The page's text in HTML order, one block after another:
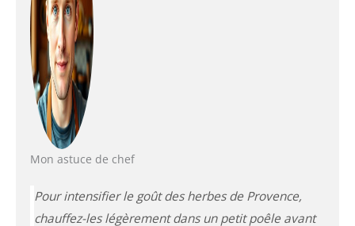
Mon astuce de chef
Pour intensifier le goût des herbes de Provence,
chauffez-les légèrement dans un petit poêle avant